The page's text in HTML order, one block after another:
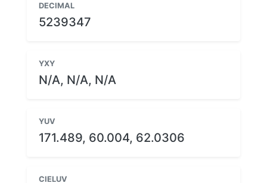
DECIMAL
5239347
YXY
N/A, N/A, N/A
YUV
171.489, 60.004, 62.0306
CIELUV